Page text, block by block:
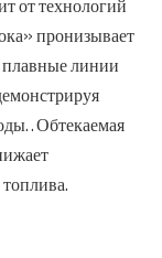
от технологий
пронизывает
плавные линии
. Обтекаемая